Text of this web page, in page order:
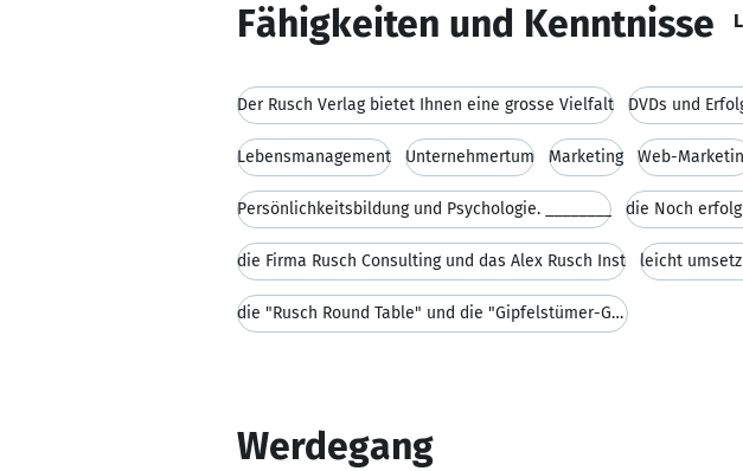
Fähigkeiten und Kenntnisse
Der Rusch Verlag bietet Ihnen eine grosse Vielfalt
Lebensmanagement Unternehmertum Marketing Web-
Persönlichkeitsbildung und Psychologie. ________ die Noch
die Firma Rusch Consulting und das Alex Rusch Inst leicht
die "Rusch Round Table" und die "Gipfelstümer-Grup
Werdegang